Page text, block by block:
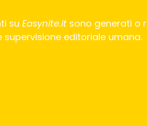
su Easynite.itsono generati o
supervisione editoriale umana.